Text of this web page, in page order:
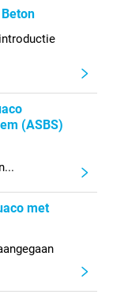
(ASBS)
met